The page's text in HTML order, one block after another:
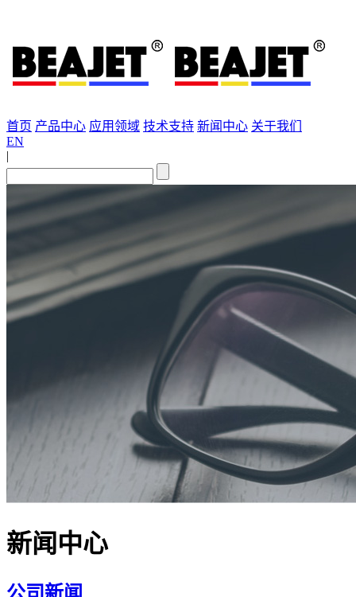
首页 产品中心 应用领域 技术支持 新闻中心 关于我们
EN
|
新闻中心